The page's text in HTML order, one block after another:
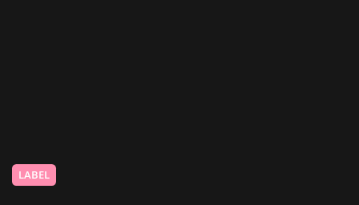
LABEL